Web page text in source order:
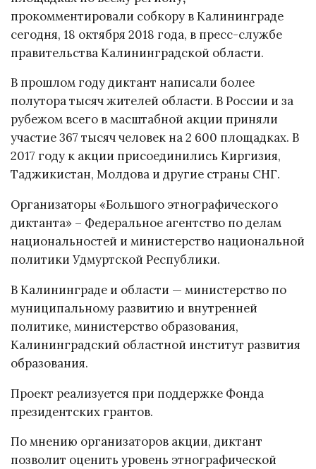
прокомментировали собкору в Калининграде
сегодня, 18 октября 2018 года, в пресс-службе
правительства Калининградской области.
В прошлом году диктант написали более
полутора тысяч жителей области. В России и за
рубежом всего в масштабной акции приняли
участие 367 тысяч человек на 2 600 площадках. В
2017 году к акции присоединились Киргизия,
Таджикистан, Молдова и другие страны СНГ.
Организаторы «Большого этнографического
диктанта» – Федеральное агентство по делам
национальностей и министерство национальной
политики Удмуртской Республики.
В Калининграде и области — министерство по
муниципальному развитию и внутренней
политике, министерство образования,
Калининградский областной институт развития
образования.
Проект реализуется при поддержке Фонда
президентских грантов.
По мнению организаторов акции, диктант
позволит оценить уровень этнографической